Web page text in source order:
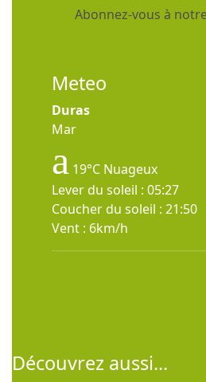
Abonnez-vous à
Meteo
Duras
Mar
19°C Nuageux
Lever du soleil : 05:27
Coucher du soleil : 21:50
Vent : 6km/h
Découvrez aussi...